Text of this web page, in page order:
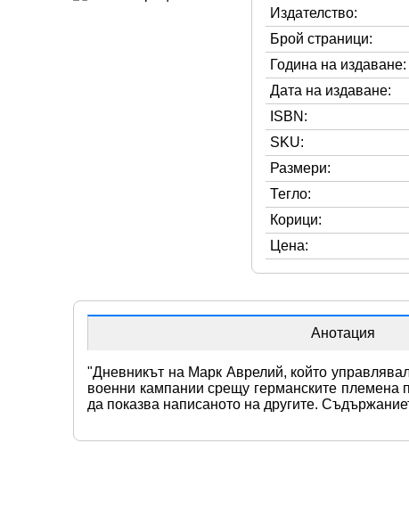
Издателство:
Брой страници:
Година на издаване:
Дата на издаване:
ISBN:
SKU:
Размери:
Тегло:
Корици:
Цена:
Анотация
"Дневникът на Марк Аврелий, който
военни кампании срещу германските племена
да показва написаното на другите.